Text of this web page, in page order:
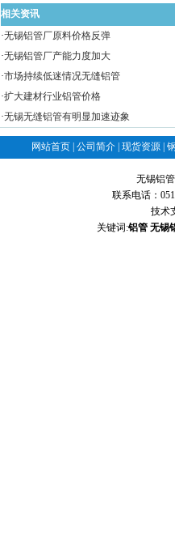
相关资讯
·无锡铝管厂原料价格反弹
·无锡铝管厂产能力度加大
·市场持续低迷情况无缝铝管
·扩大建材行业铝管价格
·无锡无缝铝管有明显加速迹象
网站首页 公司简介 现货资源
无锡铝
联系电话：
技术
关键词:铝管 无锡